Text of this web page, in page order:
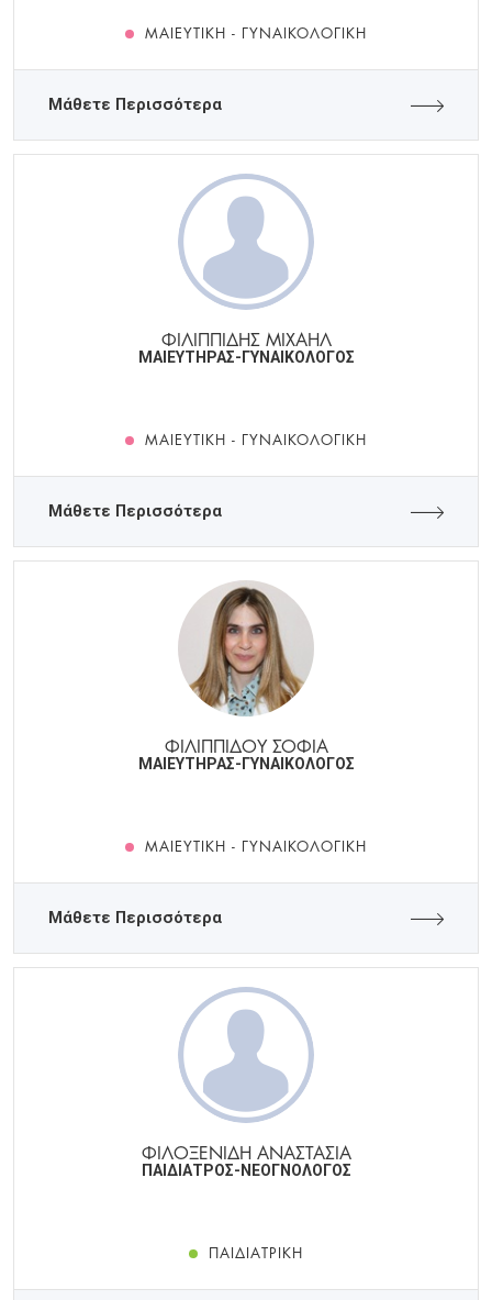
ΜΑΙΕΥΤΙΚΉ - ΓΥΝΑΙΚΟΛΟΓΙΚΉ
Μάθετε Περισσότερα
ΦΙΛΙΠΠΙΔΗΣ ΜΙΧΑΗΛ
ΜΑΙΕΥΤΗΡΑΣ-ΓΥΝΑΙΚΟΛΟΓΟΣ
ΜΑΙΕΥΤΙΚΉ - ΓΥΝΑΙΚΟΛΟΓΙΚΉ
Μάθετε Περισσότερα
ΦΙΛΙΠΠΙΔΟΥ ΣΟΦΙΑ
ΜΑΙΕΥΤΗΡΑΣ-ΓΥΝΑΙΚΟΛΟΓΟΣ
ΜΑΙΕΥΤΙΚΉ - ΓΥΝΑΙΚΟΛΟΓΙΚΉ
Μάθετε Περισσότερα
ΦΙΛΟΞΕΝΙΔΗ ΑΝΑΣΤΑΣΙΑ
ΠΑΙΔΙΑΤΡΟΣ-ΝΕΟΓΝΟΛΟΓΟΣ
ΠΑΙΔΙΑΤΡΙΚΉ